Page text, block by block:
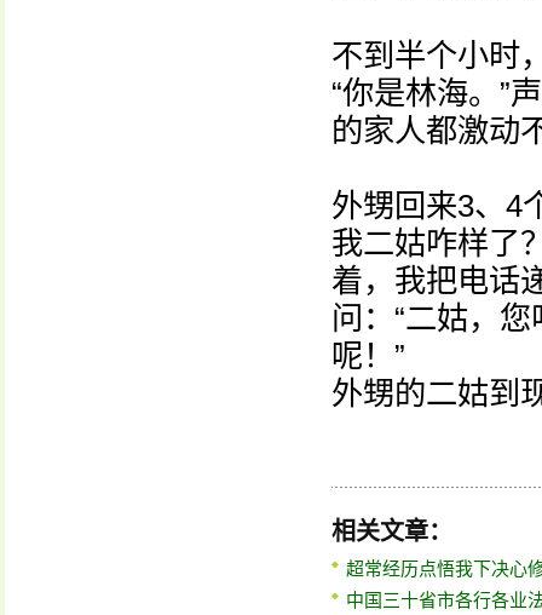
不到半个小时
“你是林海。”
的家人都激动
外甥回来3、4
我二姑咋样了
着，我把电话
问：“二姑，
呢！”
外甥的二姑到
相关文章：
超常经历点悟我下决心
中国三十省市各行各业